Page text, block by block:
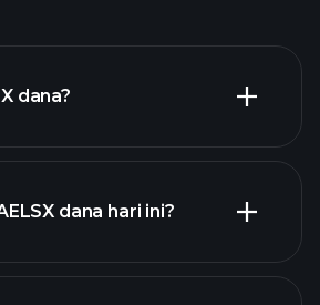
dana?
dana hari ini?